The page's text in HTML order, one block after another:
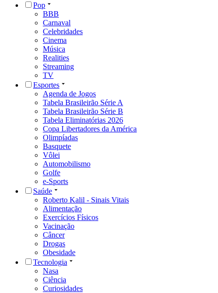
Pop
BBB
Carnaval
Celebridades
Cinema
Música
Realities
Streaming
TV
Esportes
Agenda de Jogos
Tabela Brasileirão Série A
Tabela Brasileirão Série B
Tabela Eliminatórias 2026
Copa Libertadores da América
Olimpíadas
Basquete
Vôlei
Automobilismo
Golfe
e-Sports
Saúde
Roberto Kalil - Sinais Vitais
Alimentação
Exercícios Físicos
Vacinação
Câncer
Drogas
Obesidade
Tecnologia
Nasa
Ciência
Curiosidades